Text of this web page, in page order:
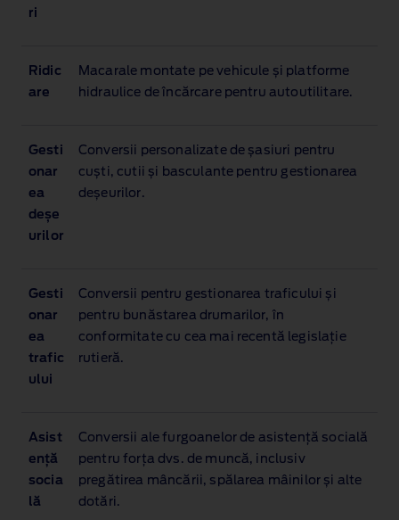
ri
Ridic
are
Macarale montate pe vehicule și platforme
hidraulice de încărcare pentru autoutilitare.
Gesti
onar
ea
deșe
urilor
Conversii personalizate de șasiuri pentru
cuști, cutii și basculante pentru gestionarea
deșeurilor.
Gesti
onar
ea
trafic
ului
Conversii pentru gestionarea traficului și
pentru bunăstarea drumarilor, în
conformitate cu cea mai recentă legislație
rutieră.
Asist
ență
socia
lă
Conversii ale furgoanelor de asistență socială
pentru forța dvs. de muncă, inclusiv
pregătirea mâncării, spălarea mâinilor și alte
dotări.